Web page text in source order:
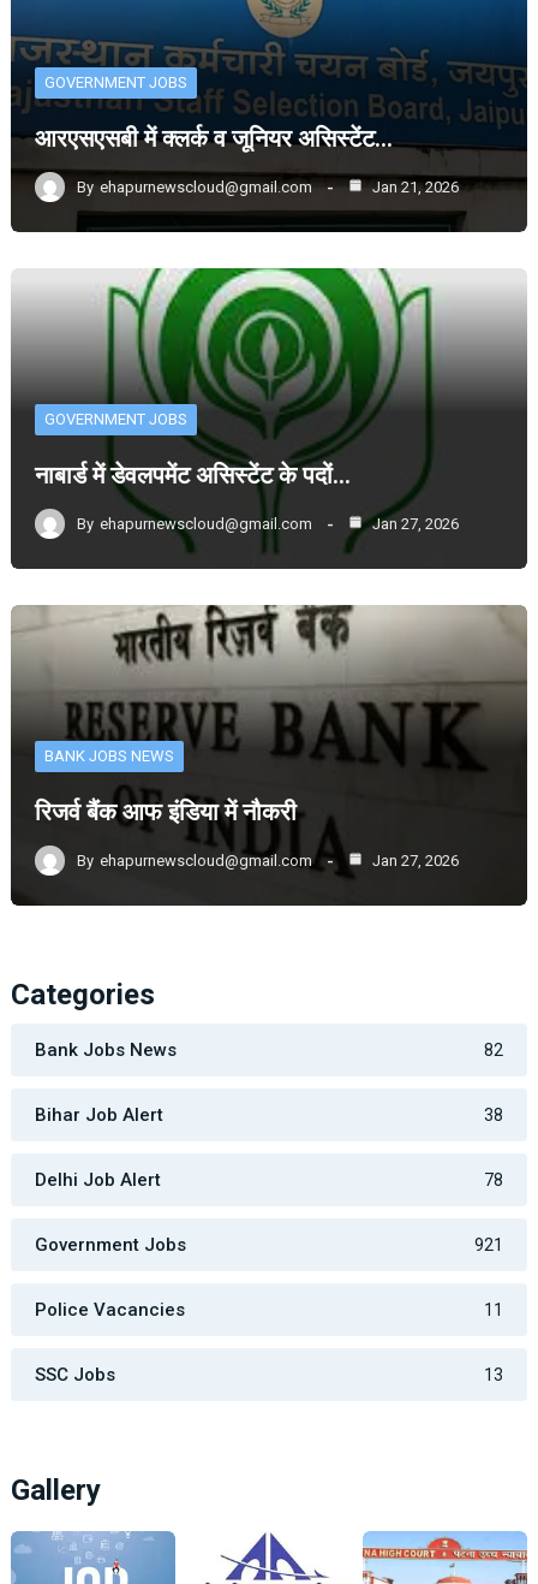
GOVERNMENT JOBS
आरएसएसबी में क्लर्क व जूनियर असिस्टेंट…
By ehapurnewscloud@gmail.com Jan 21, 2026
GOVERNMENT JOBS
नाबार्ड में डेवलपमेंट असिस्टेंट के पदों…
By ehapurnewscloud@gmail.com Jan 27, 2026
BANK JOBS NEWS
रिजर्व बैंक आफ इंडिया में नौकरी
By ehapurnewscloud@gmail.com Jan 27, 2026
Categories
Bank Jobs News 82
Bihar Job Alert 38
Delhi Job Alert 78
Government Jobs 921
Police Vacancies 11
SSC Jobs 13
Gallery